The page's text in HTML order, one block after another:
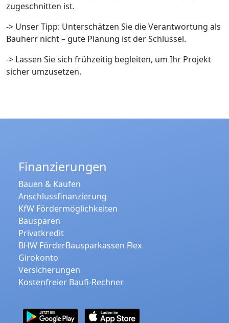
zugeschnitten ist.
-> Unser Tipp: Unterschätzen Sie die Verantwortung als
Bauherr nicht – gute Planung ist der Schlüssel.
-> Lassen Sie sich frühzeitig begleiten, um Ihr Projekt
sicher umzusetzen.
Finanzierungen
Bauen & Kaufen
Anschlussfinanzierung
KfW Fördermöglichkeiten
Bausparen
Privatkredit
BHW FörderBausparkassen Flex
Girokonto
Versicherungen
Kostenfreier Baufi-Rechner